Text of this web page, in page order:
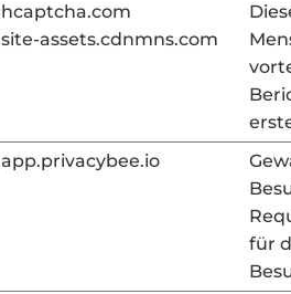
hcaptcha.com
site-assets.cdnmns.com
app.privacybee.io
für